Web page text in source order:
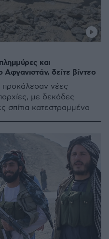
και
δείτε βίντεο
νέες
με δεκάδες
σπίτια κατεστραμμένα